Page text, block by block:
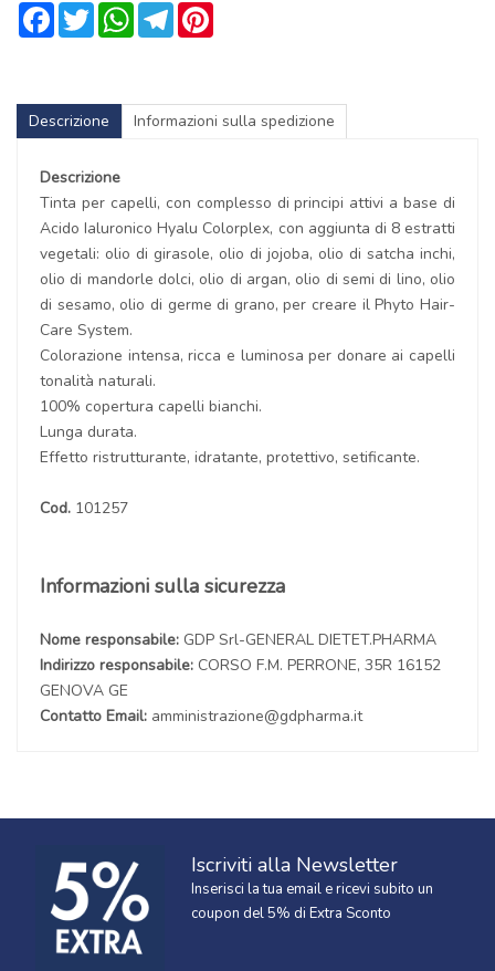
FacebookTwitter WhatsApp
Telegram
Descrizione Informazioni sulla spedizione
Descrizione
Tinta per capelli, con complesso di principi attivi a base di
Acido Ialuronico Hyalu Colorplex, con aggiunta di 8 estratti
vegetali: olio di girasole, olio di jojoba, olio di satcha inchi,
olio di mandorle dolci, olio di argan, olio di semi di lino, olio
di sesamo, olio di germe di grano, per creare il Phyto Hair-
Care System.
Colorazione intensa, ricca e luminosa per donare ai capelli
tonalità naturali.
100% copertura capelli bianchi.
Lunga durata.
Effetto ristrutturante, idratante, protettivo, setificante.
Cod. 101257
Informazioni sulla sicurezza
Nome responsabile: GDP Srl-GENERAL DIETET.PHARMA
Indirizzo responsabile: CORSO F.M. PERRONE, 35R 16152
GENOVA GE
Contatto Email: amministrazione@gdpharma.it
Iscriviti alla Newsletter
Inserisci la tua email e ricevi subito un
coupon del 5% di Extra Sconto